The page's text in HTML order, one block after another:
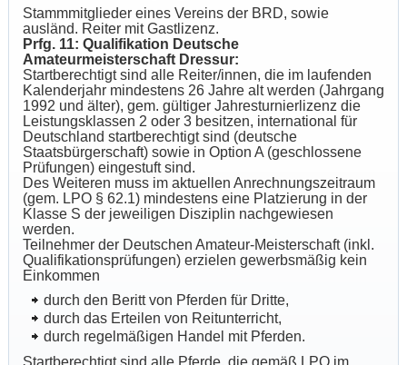
Stammmitglieder eines Vereins der BRD, sowie
ausländ. Reiter mit Gastlizenz.
Prfg. 11: Qualifikation Deutsche
Amateurmeisterschaft Dressur:
Startberechtigt sind alle Reiter/innen, die im laufenden
Kalenderjahr mindestens 26 Jahre alt werden (Jahrgang
1992 und älter), gem. gültiger Jahresturnierlizenz die
Leistungsklassen 2 oder 3 besitzen, international für
Deutschland startberechtigt sind (deutsche
Staatsbürgerschaft) sowie in Option A (geschlossene
Prüfungen) eingestuft sind.
Des Weiteren muss im aktuellen Anrechnungszeitraum
(gem. LPO § 62.1) mindestens eine Platzierung in der
Klasse S der jeweiligen Disziplin nachgewiesen
werden.
Teilnehmer der Deutschen Amateur-Meisterschaft (inkl.
Qualifikationsprüfungen) erzielen gewerbsmäßig kein
Einkommen
durch den Beritt von Pferden für Dritte,
durch das Erteilen von Reitunterricht,
durch regelmäßigen Handel mit Pferden.
Startberechtigt sind alle Pferde, die gemäß LPO im